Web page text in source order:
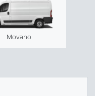
Movano